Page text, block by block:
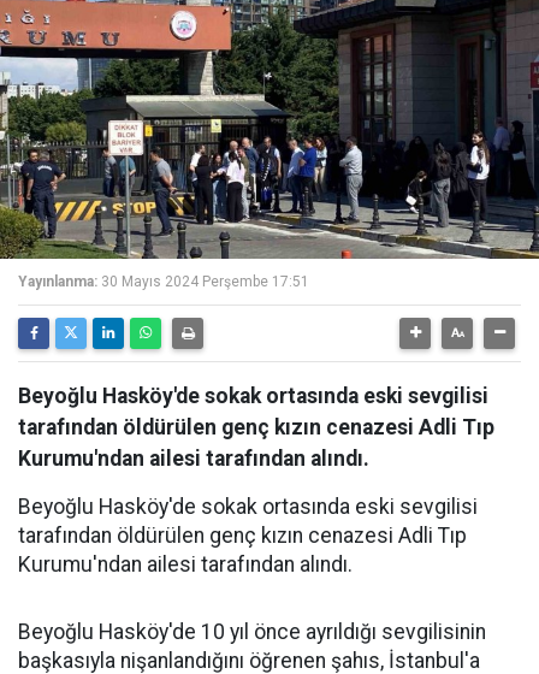
Yayınlanma: 30 Mayıs 2024 Perşembe 17:51
Beyoğlu Hasköy'de sokak ortasında eski sevgilisi
tarafından öldürülen genç kızın cenazesi Adli Tıp
Kurumu'ndan ailesi tarafından alındı.
Beyoğlu Hasköy'de sokak ortasında eski sevgilisi
tarafından öldürülen genç kızın cenazesi Adli Tıp
Kurumu'ndan ailesi tarafından alındı.
Beyoğlu Hasköy'de 10 yıl önce ayrıldığı sevgilisinin
başkasıyla nişanlandığını öğrenen şahıs, İstanbul'a